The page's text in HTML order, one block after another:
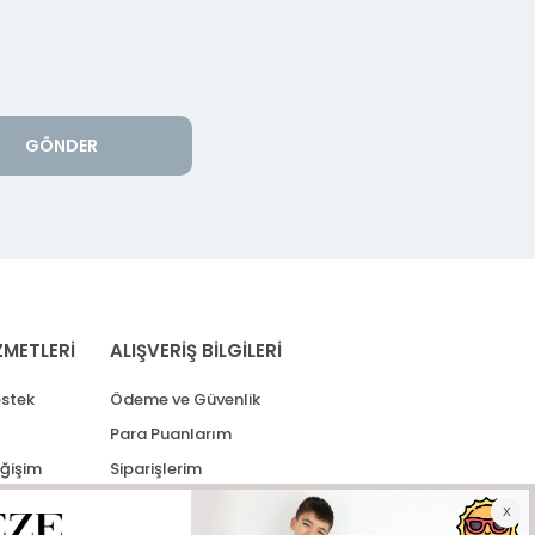
GÖNDER
ALIŞVERİŞ BİLGİLERİ
Ödeme ve Güvenlik
Para Puanlarım
Siparişlerim